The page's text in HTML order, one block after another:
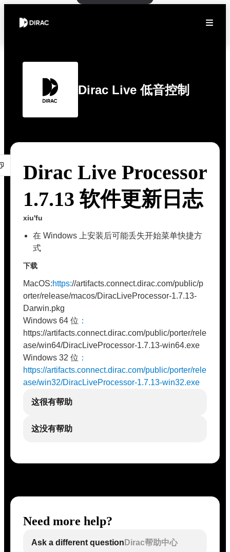
Dirac Live 低音控制
Dirac Live Processor
1.7.13 软件更新日志
xiu'fu
在 Windows 上安装后可能丢失开始菜单快捷方
式
下载
MacOS:https://artifacts.connect.dirac.com/public/p
orter/release/macos/DiracLiveProcessor-1.7.13-
Darwin.pkg
Windows 64 位 ：
https://artifacts.connect.dirac.com/public/porter/rele
ase/win64/DiracLiveProcessor-1.7.13-win64.exe
Windows 32 位 ：
https://artifacts.connect.dirac.com/public/porter/rele
ase/win32/DiracLiveProcessor-1.7.13-win32.exe
这很有帮助
这没有帮助
Need more help?
Ask a different question Dirac帮助中心